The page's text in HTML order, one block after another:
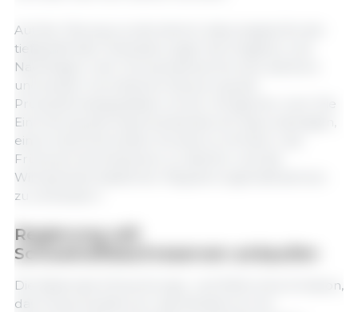
Auf der Sitzung wurde betont, dass angesichts der
tiefgreifenden Veränderungen bei Angebot und
Nachfrage in der Schweinebranche eine stärkere
und besser koordinierte Steuerung der
Produktionskapazitäten immer dringlicher wird. Die
Einrichtung des Expertenbeirats soll dazu beitragen,
einen branchenweiten Konsens zu fördern, die
Frühwarnmechanismen zu stärken und die
Wirksamkeit staatlicher Regulierungsmaßnahmen
zu verbessern.
Regierung will
Schweinefleischreserven ankaufen
Die Nationale Entwicklungs- und Reformkommission,
das Finanzministerium, das Ministerium für